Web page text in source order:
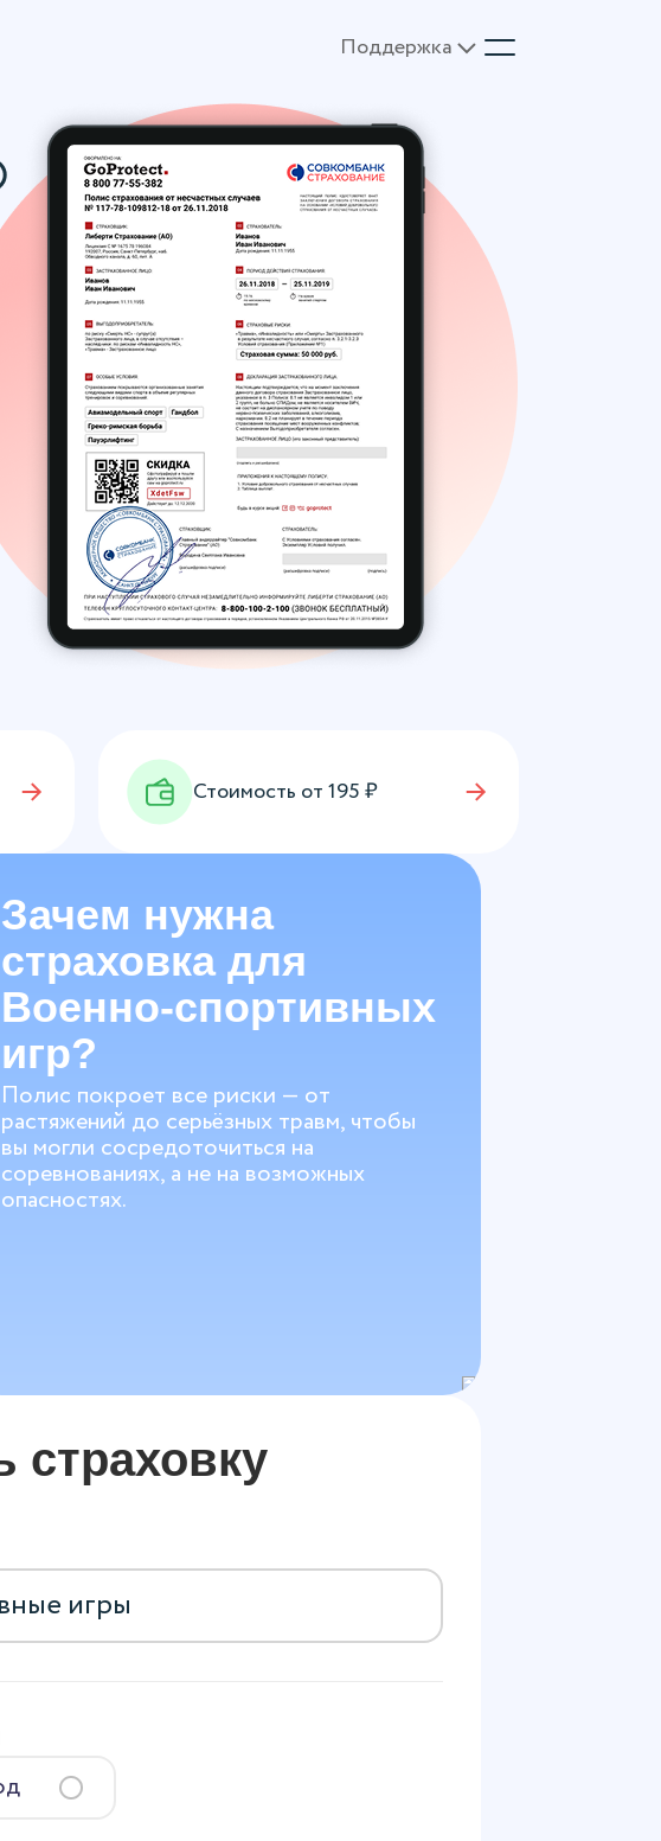
Поддержка
Стоимость от195₽
Зачем нужна
страховка для
Военно-спортивных
игр?
Полис покроет все риски — от
растяжений до серьёзных травм, чтобы
вы могли сосредоточиться на
соревнованиях, а не на возможных
опасностях.